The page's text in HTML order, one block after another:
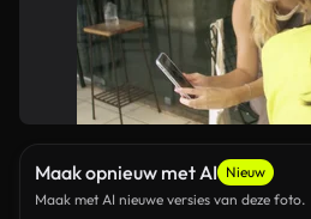
Maak opnieuw met AI Nieuw
Maak met AI nieuwe versies van deze foto.